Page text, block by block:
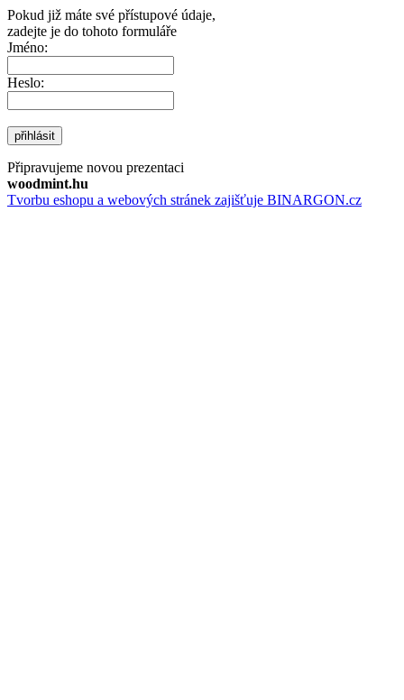
Pokud již máte své přístupové údaje,
zadejte je do tohoto formuláře
Jméno:
Heslo:
přihlásit
Připravujeme novou prezentaci
woodmint.hu
Tvorbu eshopu a webových stránek zajišťuje BINARGON.cz